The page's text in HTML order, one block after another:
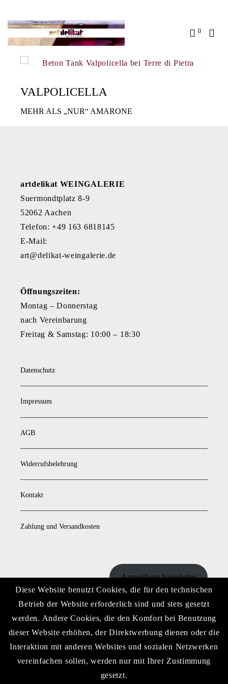
0
VALPOLICELLA
MEHR ALS „NUR“ AMARONE
artdelikat WEINGALERIE
Suermondtplatz 8-9
52062 Aachen
Telefon: +49 163 6818145
E-Mail:
art@delikat-weingalerie.de
Öffnungszeiten:
Montag – Donnerstag
nach Vereinbarung
Freitag & Samstag: 10:00 – 18:30
Datenschutz
Impressum
AGB
Widerrufsbelehrung
Kontakt
Zahlung und Versandkosten
Anmeldung Newsletter
Diese Website benutzt Cookies, die für den technischen
Betrieb der Website erforderlich sind und stets gesetzt
werden. Andere Cookies, die den Komfort bei Benutzung
dieser Website erhöhen, der Direktwerbung dienen oder die
Interaktion mit anderen Websites und sozialen Netzwerken
vereinfachen sollen, werden nur mit Ihrer Zustimmung
gesetzt.